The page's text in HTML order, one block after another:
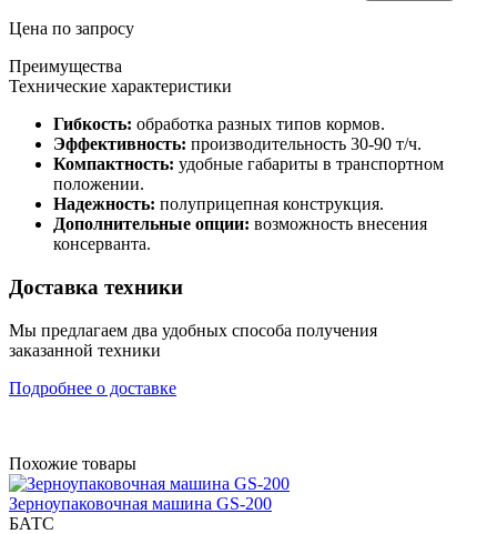
Цена по запросу
Преимущества
Технические характеристики
Гибкость: обработка разных типов кормов.
Эффективность: производительность 30-90 т/ч.
Компактность: удобные габариты в транспортном
положении.
Надежность: полуприцепная конструкция.
Дополнительные опции: возможность внесения
консерванта.
Доставка техники
Мы предлагаем два удобных способа получения
заказанной техники
Подробнее о доставке
Похожие товары
Зерноупаковочная машина GS-200
БАТС